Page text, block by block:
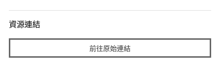
資源連結
前往原始連結